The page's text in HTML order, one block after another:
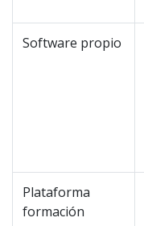
Software propio
Plataforma
formación